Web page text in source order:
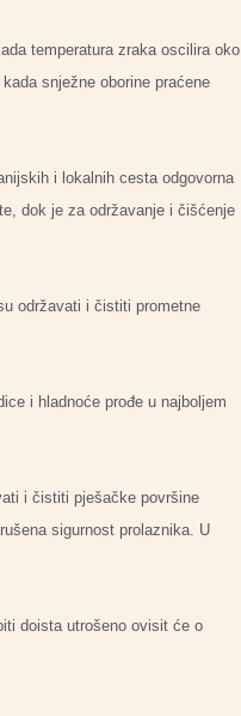
temperatura zraka oscilira oko
snježne oborine praćene
i lokalnih cesta odgovorna
dok je za održavanje i čišćenje
održavati i čistiti prometne
i hladnoće prođe u najboljem
i čistiti pješačke površine
sigurnost prolaznika. U
doista utrošeno ovisit će o